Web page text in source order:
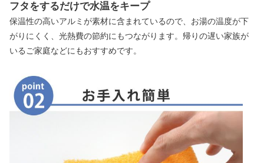
フタをするだけで水温をキープ
保温性の高いアルミが素材に含まれているので、お湯の温度が下
がりにくく、光熱費の節約にもつながります。帰りの遅い家族が
いるご家庭などにもおすすめです。